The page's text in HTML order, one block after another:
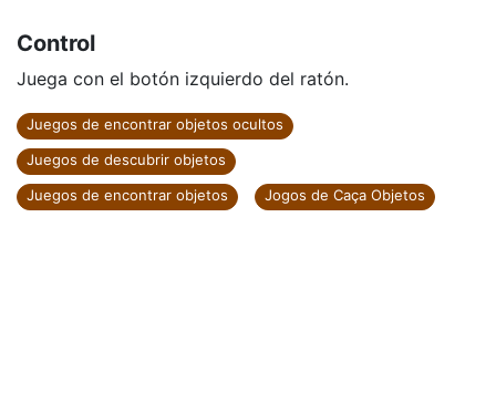
Control
Juega con el botón izquierdo del ratón.
Juegos de encontrar objetos ocultos
Juegos de descubrir objetos
Juegos de encontrar objetos
Jogos de Caça Objetos